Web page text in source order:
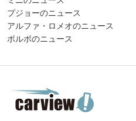
プジョーのニュース
アルファ・ロメオのニュース
ボルボのニュース